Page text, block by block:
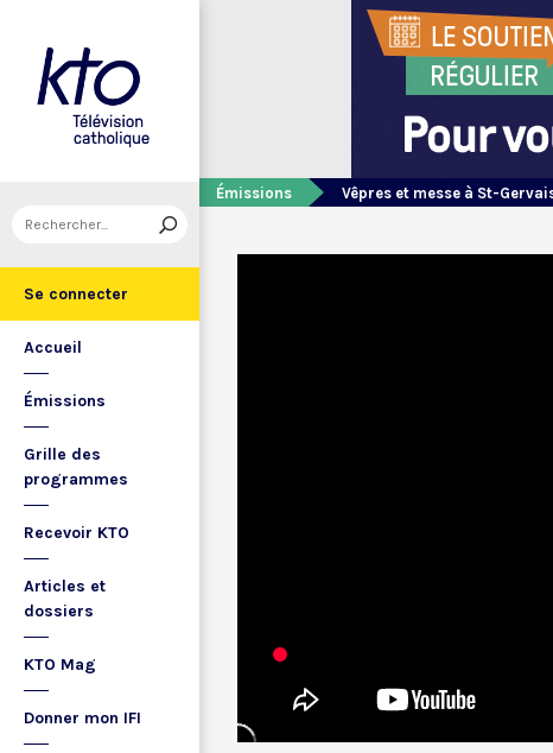
Se connecter
Accueil
Émissions
Grille des
programmes
Recevoir KTO
Articles et
dossiers
KTO Mag
Donner mon IFI
Émissions Vêpres et messe à St-